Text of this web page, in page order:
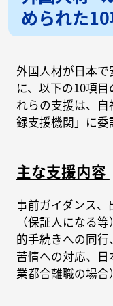
められた10
外国人材が日本で
に、以下の10項
れらの支援は、
録支援機関」に委
主な支援内容
事前ガイダンス
（保証人になる
的手続きへの同行
苦情への対応、
業都合離職の場合